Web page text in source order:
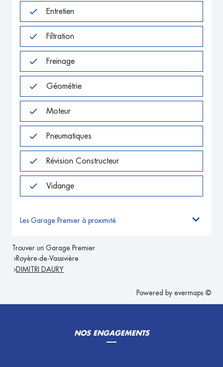
Entretien
Filtration
Freinage
Géométrie
Moteur
Pneumatiques
Révision Constructeur
Vidange
Les Garage Premier à proximité
Trouver un Garage Premier
Royère-de-Vassivière
DIMITRI DAURY
Powered by evermaps ©
NOS ENGAGEMENTS